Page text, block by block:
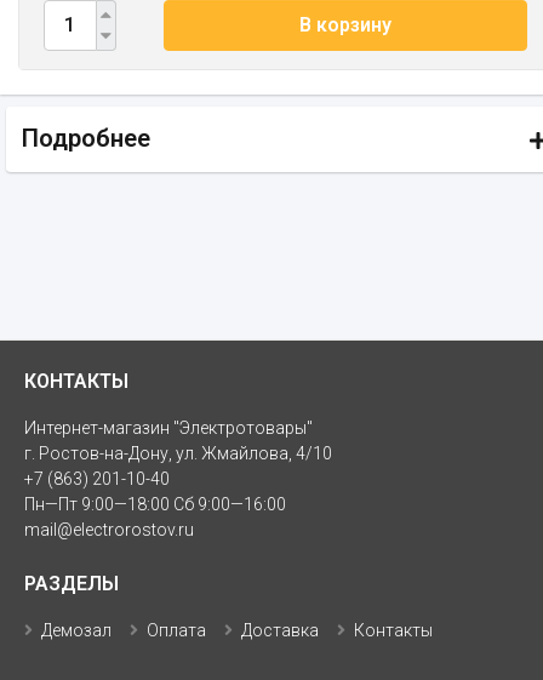
В корзину
Подробнее
КОНТАКТЫ
Интернет-магазин "Электротовары"
г. Ростов-на-Дону, ул. Жмайлова, 4/10
+7 (863) 201-10-40
Пн—Пт 9:00—18:00 Сб 9:00—16:00
mail@electrorostov.ru
РАЗДЕЛЫ
Демозал Оплата Доставка Контакты